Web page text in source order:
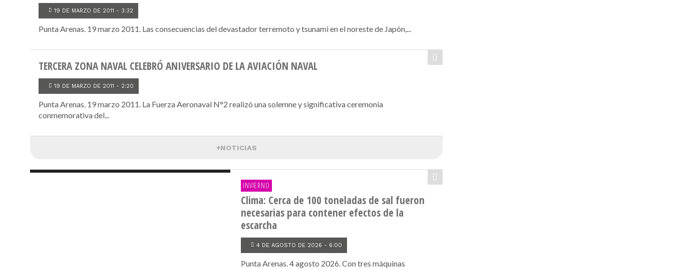
19 DE MARZO DE 2011 - 3:32
Punta Arenas. 19 marzo 2011. Las consecuencias del devastador terremoto y tsunami en el noreste de Japón,...
TERCERA ZONA NAVAL CELEBRÓ ANIVERSARIO DE LA AVIACIÓN NAVAL
19 DE MARZO DE 2011 - 2:20
Punta Arenas. 19 marzo 2011. La Fuerza Aeronaval N°2 realizó una solemne y significativa ceremonia
conmemorativa del...
+NOTICIAS
INVIERNO
Clima: Cerca de 100 toneladas de sal fueron
necesarias para contener efectos de la
escarcha
4 DE AGOSTO DE 2026 - 6:00
Punta Arenas. 4 agosto 2026. Con tres máquinas